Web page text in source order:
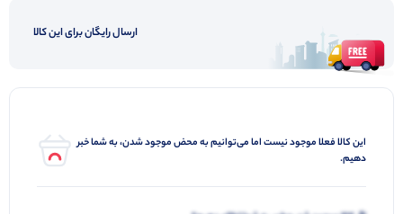
ارسال رایگان برای این کالا
این کالا فعلا موجود نیست اما می‌توانیم به محض موجود شدن، به شما خبر
دهیم.